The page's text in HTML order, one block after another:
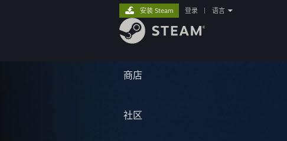
商店
社区
安装 Steam 登录 语言